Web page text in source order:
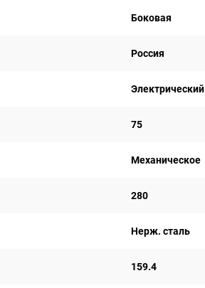
Боковая
Россия
Электрический
75
Механическое
280
Нерж. сталь
159.4